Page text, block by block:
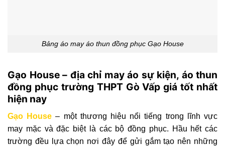
Bảng áo may áo thun đồng phục Gạo House
Gạo House – địa chỉ may áo sự kiện, áo thun
đồng phục trường THPT Gò Vấp giá tốt nhất
hiện nay
Gạo House – một thương hiệu nổi tiếng trong lĩnh vực
may mặc và đặc biệt là các bộ đồng phục. Hầu hết các
trường đều lựa chọn nơi đây để gửi gắm tạo nên những